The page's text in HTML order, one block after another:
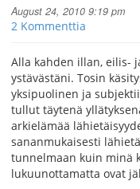
August 24, 2010 9:19 pm
2 Kommenttia
Alla kahden illan, eilis-
ystävästäni. Tosin
yksipuolinen ja
tullut täytenä
arkielämää
sananmukaisesti
tunnelmaan kuin minä
lukuunottamatta ovat